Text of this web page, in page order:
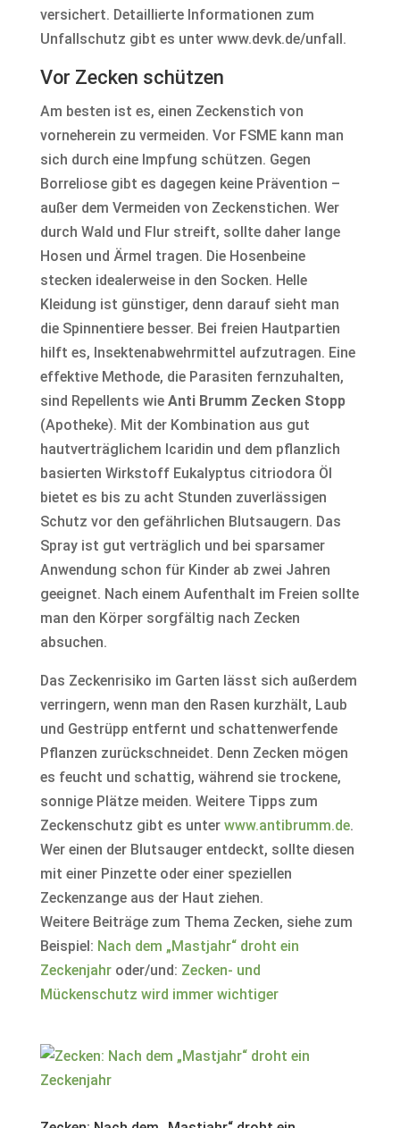
versichert. Detaillierte Informationen zum
Unfallschutz gibt es unter www.devk.de/unfall.
Vor Zecken schützen
Am besten ist es, einen Zeckenstich von
vorneherein zu vermeiden. Vor FSME kann man
sich durch eine Impfung schützen. Gegen
Borreliose gibt es dagegen keine Prävention –
außer dem Vermeiden von Zeckenstichen. Wer
durch Wald und Flur streift, sollte daher lange
Hosen und Ärmel tragen. Die Hosenbeine
stecken idealerweise in den Socken. Helle
Kleidung ist günstiger, denn darauf sieht man
die Spinnentiere besser. Bei freien Hautpartien
hilft es, Insektenabwehrmittel aufzutragen. Eine
effektive Methode, die Parasiten fernzuhalten,
sind Repellents wie Anti Brumm Zecken Stopp
(Apotheke). Mit der Kombination aus gut
hautverträglichem Icaridin und dem pflanzlich
basierten Wirkstoff Eukalyptus citriodora Öl
bietet es bis zu acht Stunden zuverlässigen
Schutz vor den gefährlichen Blutsaugern. Das
Spray ist gut verträglich und bei sparsamer
Anwendung schon für Kinder ab zwei Jahren
geeignet. Nach einem Aufenthalt im Freien sollte
man den Körper sorgfältig nach Zecken
absuchen.
Das Zeckenrisiko im Garten lässt sich außerdem
verringern, wenn man den Rasen kurzhält, Laub
und Gestrüpp entfernt und schattenwerfende
Pflanzen zurückschneidet. Denn Zecken mögen
es feucht und schattig, während sie trockene,
sonnige Plätze meiden. Weitere Tipps zum
Zeckenschutz gibt es unter www.antibrumm.de.
Wer einen der Blutsauger entdeckt, sollte diesen
mit einer Pinzette oder einer speziellen
Zeckenzange aus der Haut ziehen.
Weitere Beiträge zum Thema Zecken, siehe zum
Beispiel: Nach dem „Mastjahr“ droht ein
Zeckenjahroder/und: Zecken- und
Mückenschutz wird immer wichtiger